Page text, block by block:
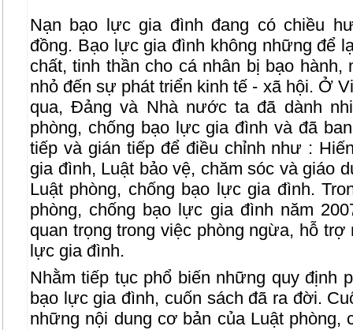
Nạn bạo lực gia đình đang có chiều
đồng. Bạo lực gia đình không những để
chất, tinh thần cho cá nhân bị bạo
nhỏ đến sự phát triển kinh tế - xã hội. Ở
qua, Đảng và Nhà nước ta đã dành
phòng, chống bạo lực gia đình và đã
tiếp và gián tiếp để điều chỉnh như :
gia đình, Luật bảo vệ, chăm sóc và giáo
Luật phòng, chống bạo lực gia đình.
phòng, chống bạo lực gia đình năm
quan trọng trong việc phòng ngừa, hỗ trợ
lực gia đình.
Nhằm tiếp tục phổ biến những quy định
bạo lực gia đình, cuốn sách đã ra đời.
những nội dung cơ bản của Luật phòng,